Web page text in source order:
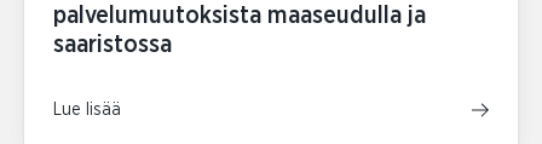
palvelumuutoksista maaseudulla ja
saaristossa
Lue lisää